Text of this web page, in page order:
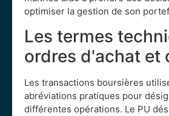
optimiser la gestion de son
Les termes
ordres d'achat et
Les transactions boursières
abréviations pratiques pour
différentes opérations. Le PU